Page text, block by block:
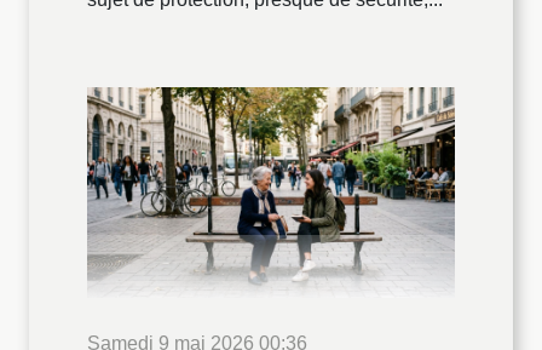
Samedi 9 mai 2026 00:36